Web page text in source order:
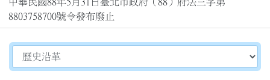
中華民國88年5月31日臺北市政府（88）府法三字第
8803758700號令發布廢止
切換選擇法規資訊內容